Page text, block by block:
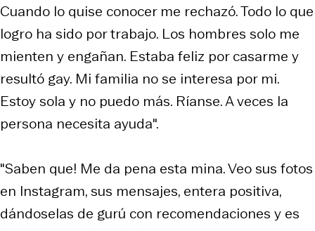
Cuando lo quise conocer me rechazó. Todo lo que
logro ha sido por trabajo. Los hombres solo me
mienten y engañan. Estaba feliz por casarme y
resultó gay. Mi familia no se interesa por mi.
Estoy sola y no puedo más. Ríanse. A veces la
persona necesita ayuda".
"Saben que! Me da pena esta mina. Veo sus fotos
en Instagram, sus mensajes, entera positiva,
dándoselas de gurú con recomendaciones y es